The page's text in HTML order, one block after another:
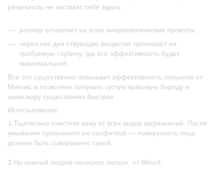
результаты не заставят себя ждать.
роллер оставляет на коже микроскопические проколы;
через них деи ствующее вещество проникает на
требуемую глубину, где его эффективность будет
максимальной;
Все это существенно повышает эффективность лосьонов от
Минокс и позволяет получить густую красивую бороду и
шевелюру существенно быстрее
Использование:
1.Тщательно очистите кожу от всех видов загрязнений. После
умывания промокните ее салфеткой — поверхность лица
должна быть совершенно сухой.
2.На кожный покров нанесите лосьон от MinoX